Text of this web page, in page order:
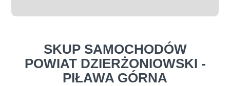
SKUP SAMOCHODÓW
POWIAT DZIERŻONIOWSKI -
PIŁAWA GÓRNA